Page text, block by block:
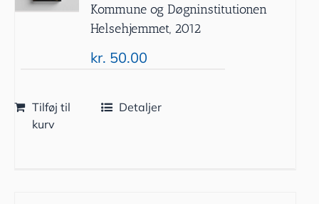
Kommune og Døgninstitutionen
Helsehjemmet, 2012
kr. 50.00
Tilføj til
kurv
Detaljer